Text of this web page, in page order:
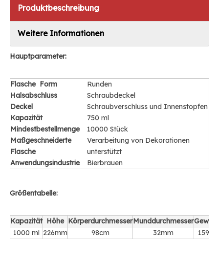
Produktbeschreibung
Weitere Informationen
Hauptparameter:
Flasche Form
Runden
Halsabschluss
Schraubdeckel
Deckel
Schraubverschluss und Innenstopfen
Kapazität
750 ml
Mindestbestellmenge
10000 Stück
Maßgeschneiderte
Flasche
Verarbeitung von Dekorationen
unterstützt
Anwendungsindustrie
Bierbrauen
Größentabelle:
Kapazität Höhe KörperdurchmesserMunddurchmesser
1000 ml 226mm 98cm 32mm 1591g